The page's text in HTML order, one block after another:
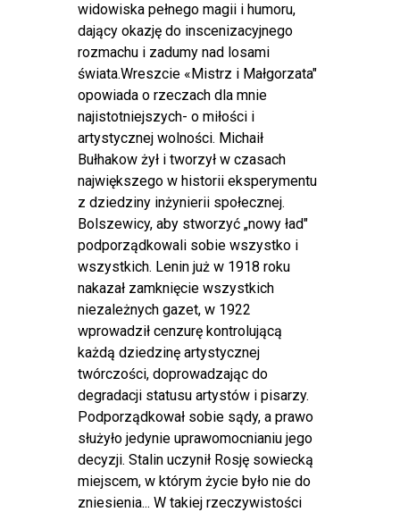
widowiska pełnego magii i humoru,
dający okazję do inscenizacyjnego
rozmachu i zadumy nad losami
świata.Wreszcie «Mistrz i Małgorzata"
opowiada o rzeczach dla mnie
najistotniejszych- o miłości i
artystycznej wolności. Michaił
Bułhakow żył i tworzył w czasach
największego w historii eksperymentu
z dziedziny inżynierii społecznej.
Bolszewicy, aby stworzyć „nowy ład"
podporządkowali sobie wszystko i
wszystkich. Lenin już w 1918 roku
nakazał zamknięcie wszystkich
niezależnych gazet, w 1922
wprowadził cenzurę kontrolującą
każdą dziedzinę artystycznej
twórczości, doprowadzając do
degradacji statusu artystów i pisarzy.
Podporządkował sobie sądy, a prawo
służyło jedynie uprawomocnianiu jego
decyzji. Stalin uczynił Rosję sowiecką
miejscem, w którym życie było nie do
zniesienia... W takiej rzeczywistości